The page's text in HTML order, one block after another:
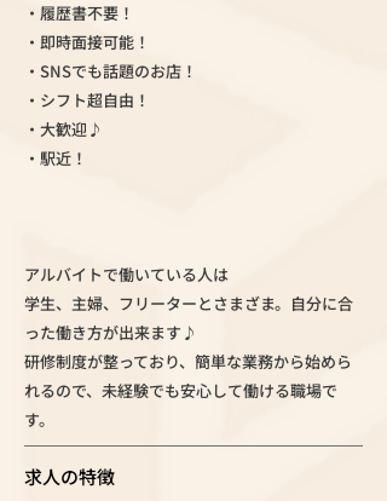
・履歴書不要！
・即時面接可能！
・SNSでも話題のお店！
・シフト超自由！
・大歓迎♪
・駅近！
アルバイトで働いている人は
学生、主婦、フリーターとさまざま。自分に合
った働き方が出来ます♪
研修制度が整っており、簡単な業務から始めら
れるので、未経験でも安心して働ける職場で
す。
求人の特徴